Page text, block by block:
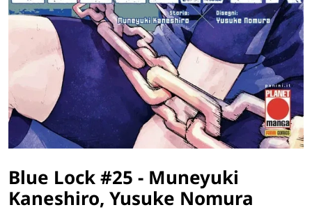
Blue Lock #25 - Muneyuki
Kaneshiro, Yusuke Nomura